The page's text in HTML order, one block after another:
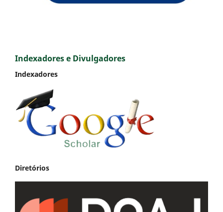
Indexadores e Divulgadores
Indexadores
Diretórios